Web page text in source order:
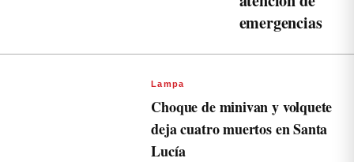
emergencias
Lampa
Choque de minivan y volquete
deja cuatro muertos en Santa
Lucía